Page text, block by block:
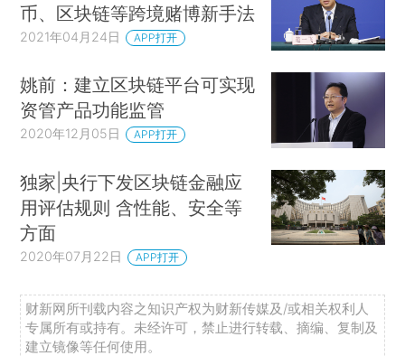
币、区块链等跨境赌博新手法
2021年04月24日 APP打开
姚前：建立区块链平台可实现
资管产品功能监管
2020年12月05日 APP打开
独家|央行下发区块链金融应
用评估规则 含性能、安全等
方面
2020年07月22日 APP打开
财新网所刊载内容之知识产权为财新传媒及/或相关权利人
专属所有或持有。未经许可，禁止进行转载、摘编、复制及
建立镜像等任何使用。